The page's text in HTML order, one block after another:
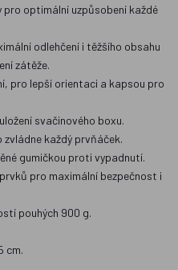
pro optimální uzpůsobení každé
odlehčení i těžšího obsahu
zátěže.
pro lepší orientaci a kapsou pro
svačinového boxu.
zvládne každý prvňáček.
gumičkou proti vypadnutí.
pro maximální bezpečnost i
pouhých 900 g.
cm.